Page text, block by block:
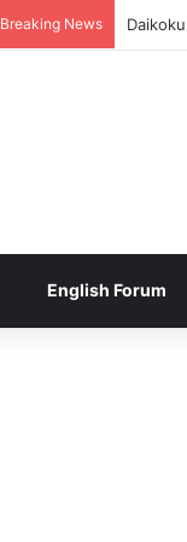
Breaking News
English Forum